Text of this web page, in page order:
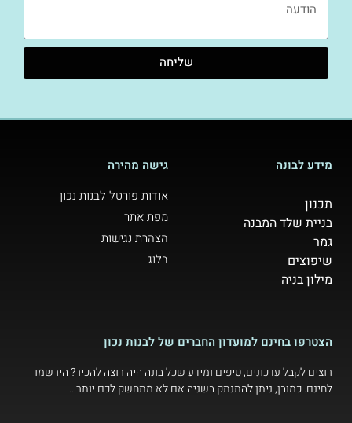
שליחה
מידע לבונה
תכנון
בניית שלד המבנה
גמר
שיפוצים
מילון בניה
גישה מהירה
אודות פורטל לבנות נכון
מפת אתר
הצהרת נגישות
בלוג
הצטרפו בחינם למועדון החברים של לבנות נכון
רוצים לקבל עדכונים, טיפים ומידע שכל בונה היה רוצה להכיר? הירשמו
לחינם. כמובן, ניתן להתנתק בשניה אם לא מתחשק לכם יותר…